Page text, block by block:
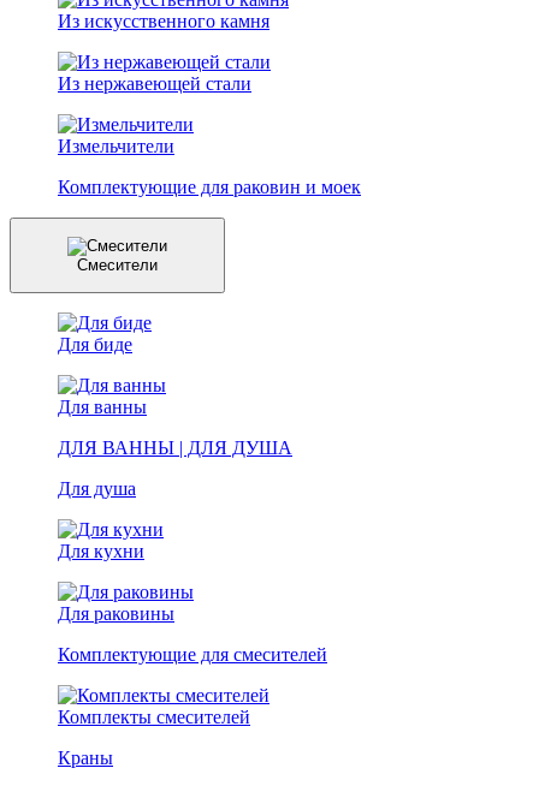
Из искусственного камня
Из нержавеющей стали
Измельчители
Комплектующие для раковин и моек
Смесители
Для биде
Для ванны
ДЛЯ ВАННЫ | ДЛЯ ДУША
Для душа
Для кухни
Для раковины
Комплектующие для смесителей
Комплекты смесителей
Краны